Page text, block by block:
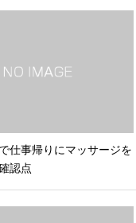
仕事帰りにマッサージを
認点